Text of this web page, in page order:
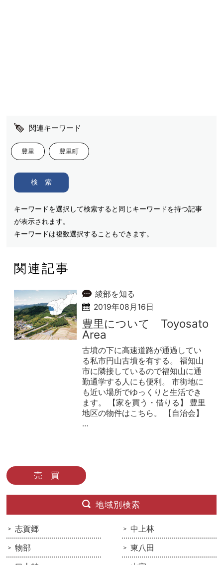
関連キーワード
豊里 豊里町
キーワードを選択して検索すると同じキーワードを持つ記事
が表示されます。
キーワードは複数選択することもできます。
検 索
関連記事
綾部を知る
2019年08月16日
豊里について Toyosato
Area
古墳の下に高速道路が通過してい
る私市円山古墳を有する。 福知山
市に隣接しているので福知山に通
勤通学する人にも便利。 市街地に
も近い場所でゆっくりと生活でき
ます。 【家を買う・借りる】 豊里
地区の物件はこちら。 【自治会】
…
売 買
地域別検索
志賀郷
中上林
物部
東八田